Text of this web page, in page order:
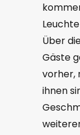
Über
Gäste
vorher,
ihnen